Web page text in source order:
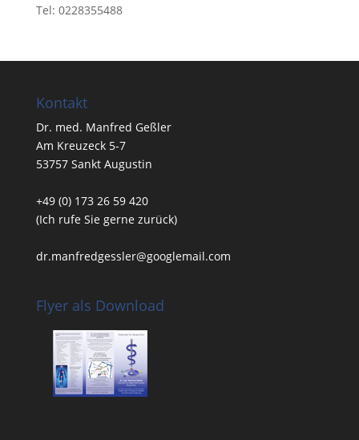
Tel: 0228355488
Kontakt
Dr. med. Manfred Geßler
Am Kreuzeck 5-7
53757 Sankt Augustin
+49 (0) 173 26 59 420
(Ich rufe Sie gerne zurück)
dr.manfredgessler@googlemail.com
Flyer als Download